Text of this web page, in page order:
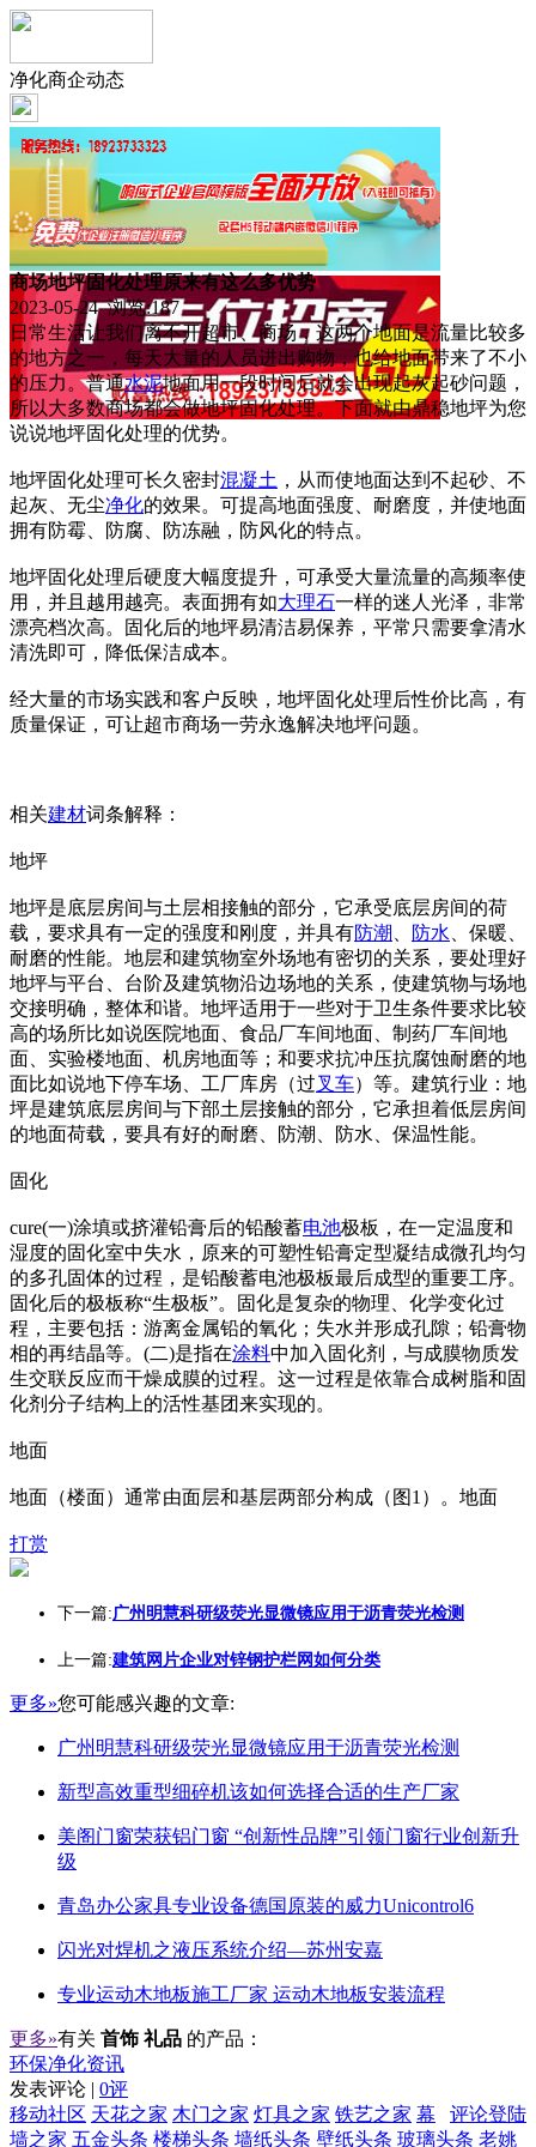
净化商企动态
商场地坪固化处理原来有这么多优势
2023-05-24 浏览:187
日常生活让我们离不开超市、商场，这两个地面是流量比较多
的地方之一，每天大量的人员进出购物，也给地面带来了不小
的压力。普通水泥地面用一段时间后就会出现起灰起砂问题，
所以大多数商场都会做地坪固化处理。下面就由鼎稳地坪为您
说说地坪固化处理的优势。
地坪固化处理可长久密封混凝土 ，从而使地面达到不起砂、不
起灰、无尘净化的效果。可提高地面强度、耐磨度，并使地面
拥有防霉、防腐、防冻融，防风化的特点。
地坪固化处理后硬度大幅度提升，可承受大量流量的高频率使
用，并且越用越亮。表面拥有如大理石一样的迷人光泽，非常
漂亮档次高。固化后的地坪易清洁易保养，平常只需要拿清水
清洗即可，降低保洁成本。
经大量的市场实践和客户反映，地坪固化处理后性价比高，有
质量保证，可让超市商场一劳永逸解决地坪问题。
相关建材词条解释：
地坪
地坪是底层房间与土层相接触的部分，它承受底层房间的荷
载，要求具有一定的强度和刚度，并具有防潮 防水 、保暖、
耐磨的性能。地层和建筑物室外场地有密切的关系，要处理好
地坪与平台、台阶及建筑物沿边场地的关系，使建筑物与场地
交接明确，整体和谐。地坪适用于一些对于卫生条件要求比较
高的场所比如说医院地面、食品厂车间地面、制药厂车间地
面、实验楼地面、机房地面等；和要求抗冲压抗腐蚀耐磨的地
面比如说地下停车场、工厂库房（过叉车）等。建筑行业：地
坪是建筑底层房间与下部土层接触的部分，它承担着低层房间
的地面荷载，要具有好的耐磨、防潮、防水、保温性能。
固化
cure(一)涂填或挤灌铅膏后的铅酸蓄电池极板，在一定温度和
湿度的固化室中失水，原来的可塑性铅膏定型凝结成微孔均匀
的多孔固体的过程，是铅酸蓄电池极板最后成型的重要工序。
固化后的极板称“生极板”。固化是复杂的物理、化学变化过
程，主要包括：游离金属铅的氧化；失水并形成孔隙；铅膏物
相的再结晶等。(二)是指在涂料中加入固化剂，与成膜物质发
生交联反应而干燥成膜的过程。这一过程是依靠合成树脂和固
化剂分子结构上的活性基团来实现的。
地面
地面（楼面）通常由面层和基层两部分构成（图1）。地面
打赏
下一篇:广州明慧科研级荧光显微镜应用于沥青荧光检测
上一篇:建筑网片企业对锌钢护栏网如何分类
更多»您可能感兴趣的文章:
广州明慧科研级荧光显微镜应用于沥青荧光检测
新型高效重型细碎机该如何选择合适的生产厂家
美阁门窗荣获铝门窗 “创新性品牌”引领门窗行业创新升
级
青岛办公家具专业设备德国原装的威力Unicontrol6
闪光对焊机之液压系统介绍—苏州安嘉
专业运动木地板施工厂家 运动木地板安装流程
更多»有关 首饰 礼品 的产品：
环保净化资讯
发表评论 | 0评
评论登陆
移动社区 天花之家 木门之家 灯具之家 铁艺之家 幕
墙之家 五金头条 楼梯头条 墙纸头条 壁纸头条 玻璃头条 老姚